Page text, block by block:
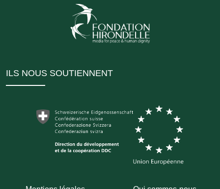
ILS NOUS SOUTIENNENT